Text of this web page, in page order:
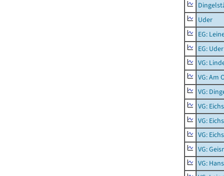
Uder
EG:
EG: Uder
VG:
VG: Am
VG:
VG:
VG:
VG:
VG:
VG: